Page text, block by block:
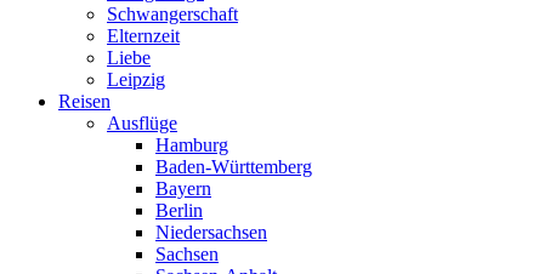
Schwangerschaft
Elternzeit
Liebe
Leipzig
Reisen
Ausflüge
Hamburg
Baden-Württemberg
Bayern
Berlin
Niedersachsen
Sachsen